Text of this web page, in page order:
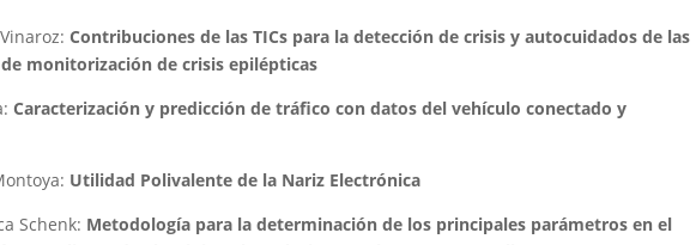
Contribuciones de las TICs para la detección de crisis y autocuidados de las
monitorización de crisis epilépticas
Caracterización y predicción de tráfico con datos del vehículo conectado y
Utilidad Polivalente de la Nariz Electrónica
Schenk: Metodología para la determinación de los principales parámetros en el